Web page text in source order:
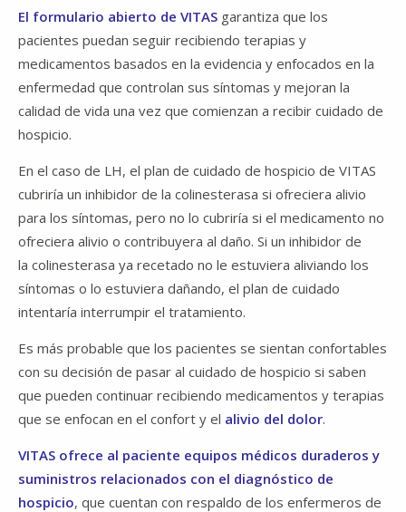
El formulario abierto de VITAS garantiza que los
pacientes puedan seguir recibiendo terapias y
medicamentos basados en la evidencia y enfocados en la
enfermedad que controlan sus síntomas y mejoran la
calidad de vida una vez que comienzan a recibir cuidado de
hospicio.
En el caso de LH, el plan de cuidado de hospicio de VITAS
cubriría un inhibidor de la colinesterasa si ofreciera alivio
para los síntomas, pero no lo cubriría si el medicamento no
ofreciera alivio o contribuyera al daño. Si un inhibidor de
la colinesterasa ya recetado no le estuviera aliviando los
síntomas o lo estuviera dañando, el plan de cuidado
intentaría interrumpir el tratamiento.
Es más probable que los pacientes se sientan confortables
con su decisión de pasar al cuidado de hospicio si saben
que pueden continuar recibiendo medicamentos y terapias
que se enfocan en el confort y el alivio del dolor.​​​​​​​
VITAS ofrece al paciente equipos médicos duraderos y
suministros relacionados con el diagnóstico de
hospicio, que cuentan con respaldo de los enfermeros de